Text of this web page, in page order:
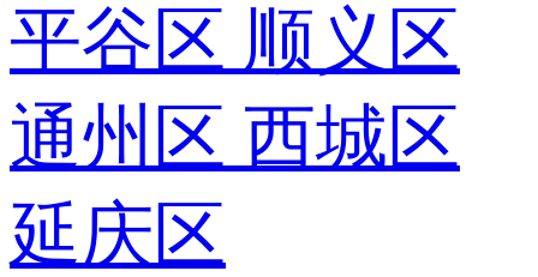
平谷区 顺义区
通州区 西城区
延庆区